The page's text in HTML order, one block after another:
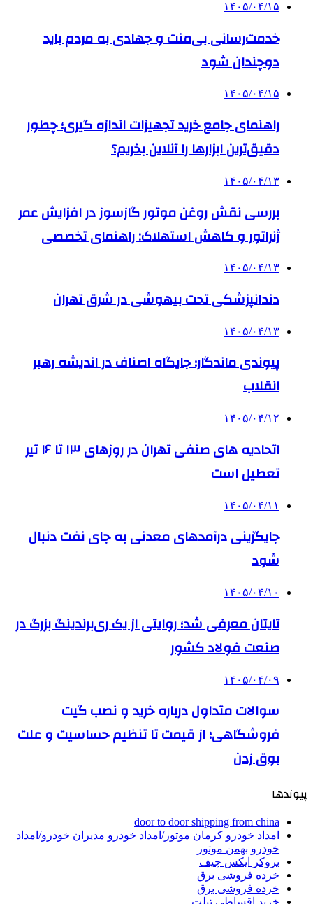
۱۴۰۵/۰۴/۱۵
خدمت‌رسانی بی‌منت و جهادی به مردم باید
دوچندان شود
۱۴۰۵/۰۴/۱۵
راهنمای جامع خرید تجهیزات اندازه گیری؛ چطور
دقیق‌ترین ابزارها را آنلاین بخریم؟
۱۴۰۵/۰۴/۱۳
بررسی نقش روغن موتور گازسوز در افزایش عمر
ژنراتور و کاهش استهلاک: راهنمای تخصصی
۱۴۰۵/۰۴/۱۳
دندانپزشکی تحت بیهوشی در شرق تهران
۱۴۰۵/۰۴/۱۳
پیوندی ماندگار؛ جایگاه اصناف در اندیشه رهبر
انقلاب
۱۴۰۵/۰۴/۱۲
اتحادیه های صنفی تهران در روزهای ۱۳ تا ۱۶ تیر
تعطیل است
۱۴۰۵/۰۴/۱۱
جایگزینی درآمدهای معدنی به جای نفت دنبال
شود
۱۴۰۵/۰۴/۱۰
تایتان معرفی شد؛ روایتی از یک ری‌برندینگ بزرگ در
صنعت فولاد کشور
۱۴۰۵/۰۴/۰۹
سوالات متداول درباره خرید و نصب گیت
فروشگاهی؛ از قیمت تا تنظیم حساسیت و علت
بوق زدن
پیوندها
door to door shipping from china
امداد خودرو کرمان موتور/امداد خودرو مدیران خودرو/امداد
خودرو بهمن موتور
بروکر ایکس چیف
خرده فروشی برق
خرده فروشی برق
خرید اقساطی تبلت